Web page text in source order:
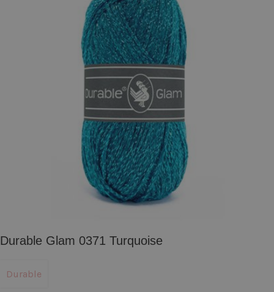
Durable Glam 0371 Turquoise
Durable